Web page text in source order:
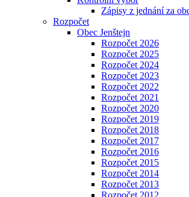
Zápisy z jednání za
Rozpočet
Obec Jenštejn
Rozpočet 2026
Rozpočet 2025
Rozpočet 2024
Rozpočet 2023
Rozpočet 2022
Rozpočet 2021
Rozpočet 2020
Rozpočet 2019
Rozpočet 2018
Rozpočet 2017
Rozpočet 2016
Rozpočet 2015
Rozpočet 2014
Rozpočet 2013
Rozpočet 2012